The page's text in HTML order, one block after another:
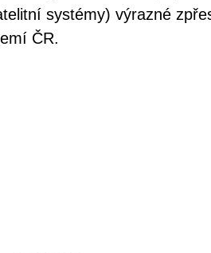
systémy) výrazné
ČR.